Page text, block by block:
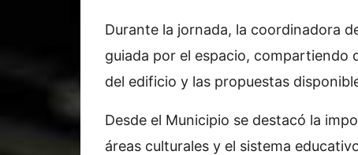
Durante la jornada, la coordinadora
guiada por el espacio, compartiendo
del edificio y las propuestas
Desde el Municipio se destacó la
áreas culturales y el sistema